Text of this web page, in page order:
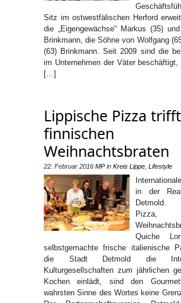
Sitz im ostwestfälischen Herford
die „Eigengewächse“ Markus (35)
Brinkmann, die Söhne von Wolfgang
(63) Brinkmann. Seit 2009 sind die
im Unternehmen der Väter beschäftigt,
[…]
Lippische Pizza trifft
finnischen
Weihnachtsbraten
22. Februar 2016 MPin Kreis Lippe Lifestyle
in der
Detmold.
Pizza,
Quiche
selbstgemachte frische italienische
die Stadt Detmold die
Kulturgesellschaften zum jährlichen
Kochen einlädt, sind den
wahrsten Sinne des Wortes keine